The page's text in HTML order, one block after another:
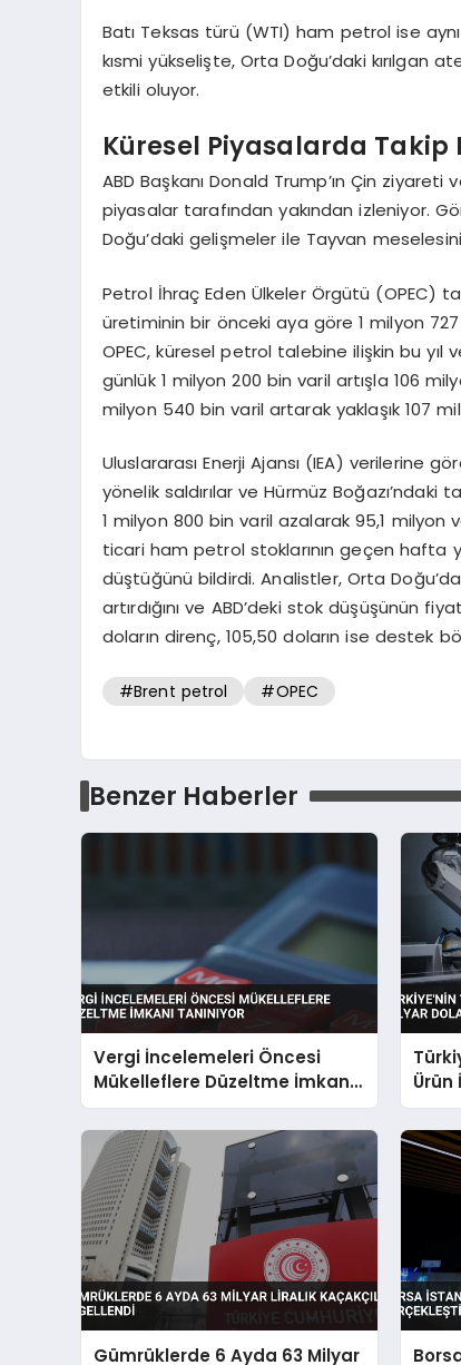
Batı Teksas türü (WTI) ham petrol ise
kısmi yükselişte, Orta Doğu’daki kırılgan
etkili oluyor.
Küresel Piyasalarda Takip
ABD Başkanı Donald Trump’ın Çin
piyasalar tarafından yakından izleniyor.
Doğu’daki gelişmeler ile Tayvan
Petrol İhraç Eden Ülkeler Örgütü (OPEC)
üretiminin bir önceki aya göre 1 milyon
OPEC, küresel petrol talebine ilişkin bu yıl
günlük 1 milyon 200 bin varil artışla 106
milyon 540 bin varil artarak yaklaşık 107
Uluslararası Enerji Ajansı (IEA) verilerine
yönelik saldırılar ve Hürmüz
1 milyon 800 bin varil azalarak 95,1 milyon
ticari ham petrol stoklarının geçen hafta
düştüğünü bildirdi. Analistler, Orta
artırdığını ve ABD’deki stok düşüşünün
doların direnç, 105,50 doların ise destek
#Brent petrol #OPEC
Benzer Haberler
Vergi İncelemeleri Öncesi
Mükelleflere Düzeltme İmkanı
Tanınıyor
Ürün
Aştı
Gümrüklerde 6 Ayda 63 Milyar